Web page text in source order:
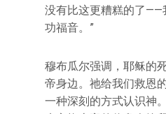
没有比这更糟糕的了——
功福音。”
穆布瓜尔强调，耶稣的
帝身边。祂给我们救恩
一种深刻的方式认识神